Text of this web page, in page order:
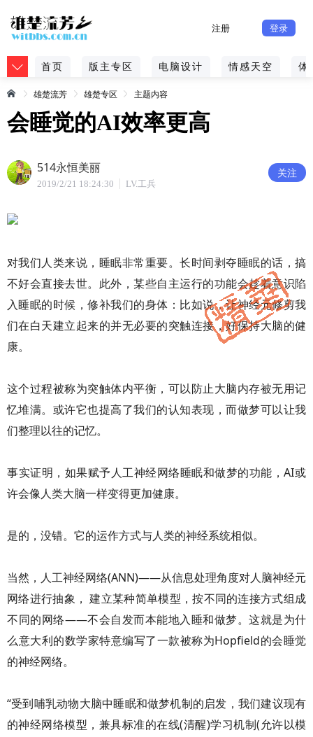
注册 登录
首页 版主专区 电脑设计 情感天空 体
雄楚流芳 雄楚专区 主题内容
会睡觉的AI效率更高
514永恒美丽
2019/2/21 18:24:30 LV.工兵
关注
对我们人类来说，睡眠非常重要。长时间剥夺睡眠的话，搞
不好会直接去世。此外，某些自主运行的功能会趁着意识陷
入睡眠的时候，修补我们的身体：比如说，让神经元修剪我
们在白天建立起来的并无必要的突触连接，好保持大脑的健
康。
这个过程被称为突触体内平衡，可以防止大脑内存被无用记
忆堆满。或许它也提高了我们的认知表现，而做梦可以让我
们整理以往的记忆。
事实证明，如果赋予人工神经网络睡眠和做梦的功能，AI或
许会像人类大脑一样变得更加健康。
是的，没错。它的运作方式与人类的神经系统相似。
当然，人工神经网络(ANN)——从信息处理角度对人脑神经元
网络进行抽象， 建立某种简单模型，按不同的连接方式组成
不同的网络——不会自发而本能地入睡和做梦。这就是为什
么意大利的数学家特意编写了一款被称为Hopfield的会睡觉
的神经网络。
“受到哺乳动物大脑中睡眠和做梦机制的启发，我们建议现有
的神经网络模型，兼具标准的在线(清醒)学习机制(允许以模